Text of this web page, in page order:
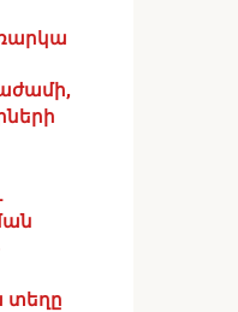
տեղը